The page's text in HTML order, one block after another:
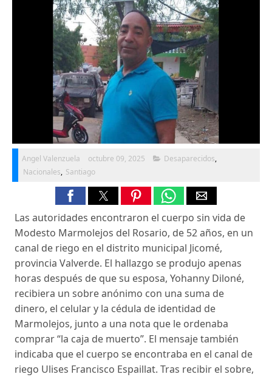
Angel Valenzuela octubre 09, 2025 Desaparecidos,
Nacionales, Santiago
Las autoridades encontraron el cuerpo sin vida de
Modesto Marmolejos del Rosario, de 52 años, en un
canal de riego en el distrito municipal Jicomé,
provincia Valverde. El hallazgo se produjo apenas
horas después de que su esposa, Yohanny Diloné,
recibiera un sobre anónimo con una suma de
dinero, el celular y la cédula de identidad de
Marmolejos, junto a una nota que le ordenaba
comprar “la caja de muerto”. El mensaje también
indicaba que el cuerpo se encontraba en el canal de
riego Ulises Francisco Espaillat. Tras recibir el sobre,